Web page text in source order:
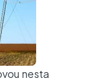
nesta